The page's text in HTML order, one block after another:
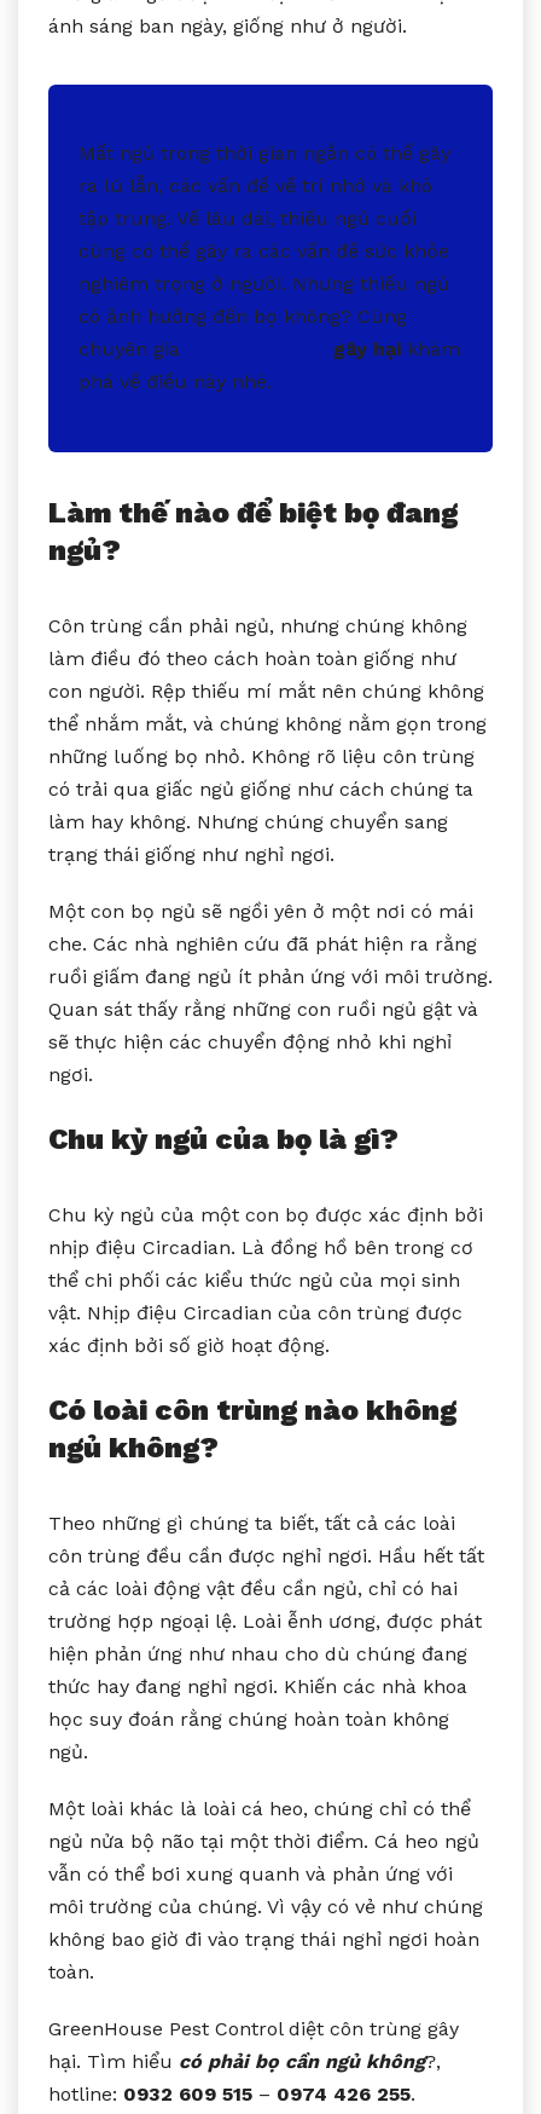
ánh sáng ban ngày, giống như ở người.
Mất ngủ trong thời gian ngắn có thể gây
ra lú lẫn, các vấn đề về trí nhớ và khó
tập trung. Về lâu dài, thiếu ngủ cuối
cùng có thể gây ra các vấn đề sức khỏe
nghiêm trọng ở người. Nhưng thiếu ngủ
có ảnh hưởng đến bọ không? Cùng
chuyên gia
gây hại khám
phá về điều này nhé.
Làm thế nào để biệt bọ đang
ngủ?
Côn trùng cần phải ngủ, nhưng chúng không
làm điều đó theo cách hoàn toàn giống như
con người. Rệp thiếu mí mắt nên chúng không
thể nhắm mắt, và chúng không nằm gọn trong
những luống bọ nhỏ. Không rõ liệu côn trùng
có trải qua giấc ngủ giống như cách chúng ta
làm hay không. Nhưng chúng chuyển sang
trạng thái giống như nghỉ ngơi.
Một con bọ ngủ sẽ ngồi yên ở một nơi có mái
che. Các nhà nghiên cứu đã phát hiện ra rằng
ruồi giấm đang ngủ ít phản ứng với môi trường.
Quan sát thấy rằng những con ruồi ngủ gật và
sẽ thực hiện các chuyển động nhỏ khi nghỉ
ngơi.
Chu kỳ ngủ của bọ là gì?
Chu kỳ ngủ của một con bọ được xác định bởi
nhịp điệu Circadian. Là đồng hồ bên trong cơ
thể chi phối các kiểu thức ngủ của mọi sinh
vật. Nhịp điệu Circadian của côn trùng được
xác định bởi số giờ hoạt động.
Có loài côn trùng nào không
ngủ không?
Theo những gì chúng ta biết, tất cả các loài
côn trùng đều cần được nghỉ ngơi. Hầu hết tất
cả các loài động vật đều cần ngủ, chỉ có hai
trường hợp ngoại lệ. Loài ễnh ương, được phát
hiện phản ứng như nhau cho dù chúng đang
thức hay đang nghỉ ngơi. Khiến các nhà khoa
học suy đoán rằng chúng hoàn toàn không
ngủ.
Một loài khác là loài cá heo, chúng chỉ có thể
ngủ nửa bộ não tại một thời điểm. Cá heo ngủ
vẫn có thể bơi xung quanh và phản ứng với
môi trường của chúng. Vì vậy có vẻ như chúng
không bao giờ đi vào trạng thái nghỉ ngơi hoàn
toàn.
GreenHouse Pest Control diệt côn trùng gây
hại. Tìm hiểu có phải bọ cần ngủ không?,
hotline: 0932 609 515 – 0974 426 255.